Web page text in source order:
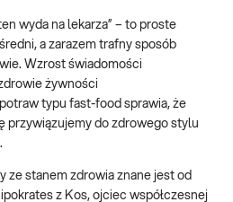
wyda na lekarza” – to proste
a zarazem trafny sposób
Wzrost świadomości
żywności
typu fast-food sprawia, że
przywiązujemy do zdrowego stylu
ze stanem zdrowia znane jest od
z Kos, ojciec współczesnej